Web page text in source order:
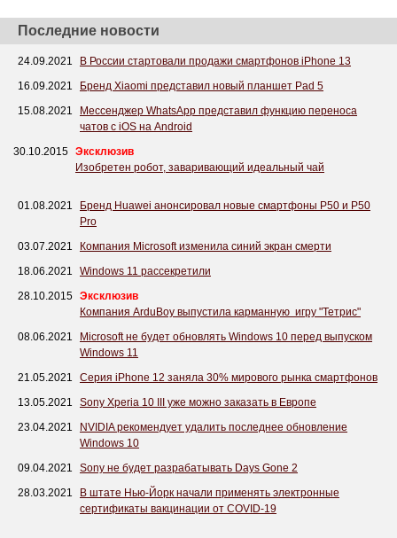
Последние новости
24.09.2021
В России стартовали продажи смартфонов iPhone 13
16.09.2021
Бренд Xiaomi представил новый планшет Pad 5
15.08.2021
Мессенджер WhatsApp представил функцию переноса
чатов с iOS на Android
30.10.2015 Эксклюзив
Изобретен робот, заваривающий идеальный чай
01.08.2021
Бренд Huawei анонсировал новые смартфоны P50 и P50
Pro
03.07.2021
Компания Microsoft изменила синий экран смерти
18.06.2021
Windows 11 рассекретили
28.10.2015 Эксклюзив
Компания ArduBoy выпустила карманную игру "Тетрис"
08.06.2021
Microsoft не будет обновлять Windows 10 перед выпуском
Windows 11
21.05.2021
Серия iPhone 12 заняла 30% мирового рынка смартфонов
13.05.2021
Sony Xperia 10 III уже можно заказать в Европе
23.04.2021
NVIDIA рекомендует удалить последнее обновление
Windows 10
09.04.2021
Sony не будет разрабатывать Days Gone 2
28.03.2021
В штате Нью-Йорк начали применять электронные
сертификаты вакцинации от COVID-19